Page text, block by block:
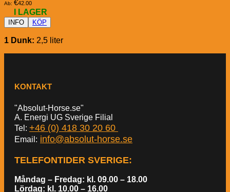
Ab: €42.00
I LAGER
INFO KÖP
1 Dunk: 2,5 liter
KONTAKT
"Absolut-Horse.se"
A. Energi UG Sverige Filial
Tel: +46 (0) 418 30 20 60
Email: info@absolut-horse.se
TELEFONTIDER SVERIGE:
Måndag – Fredag: kl. 09.00 – 18.00
Lördag: kl. 10.00 – 16.00